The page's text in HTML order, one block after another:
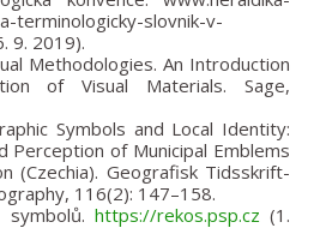
terminologicky-slovnik-v-
9. 2019).
Methodologies. An Introduction
of Visual Materials. Sage,
Symbols and Local Identity:
Perception of Municipal Emblems
(Czechia). Geografisk Tidsskrift-
116(2): 147–158.
symbolů. https://rekos.psp.cz (1.